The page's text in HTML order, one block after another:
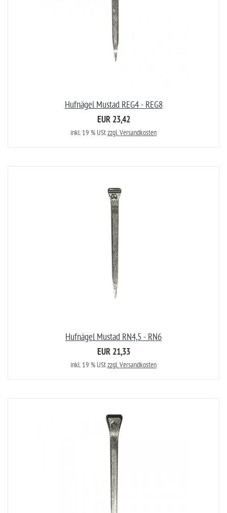
Hufnägel Mustad REG4 - REG8
EUR 23,42
inkl. 19 % UStzzgl. Versandkosten
Hufnägel Mustad RN4,5 - RN6
EUR 21,33
inkl. 19 % UStzzgl. Versandkosten